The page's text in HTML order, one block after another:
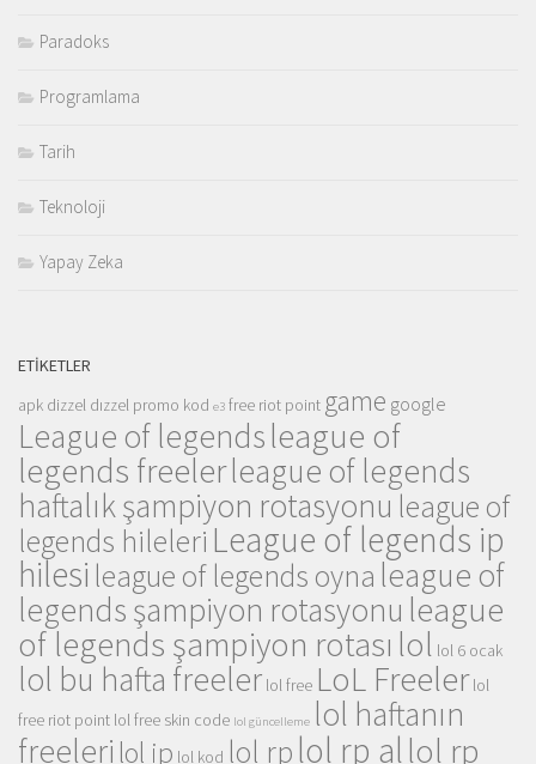
Paradoks
Programlama
Tarih
Teknoloji
Yapay Zeka
ETIKETLER
apk dizzel dızzel promo kod e3 free riot point game google
League of legendsleague of
legends freelerleague of legends
haftalık şampiyon rotasyonu league of
legends hileleri League of legends ip
hilesi league of legends oyna league of
legends şampiyon rotasyonu league
of legends şampiyon rotası lol lol 6 ocak
lol bu hafta freeler lol free LoL Freeler lol
free riot point lol free skin code lol güncelleme lol haftanın
freeleri lol ip lol kod lol rplol rp allol rp